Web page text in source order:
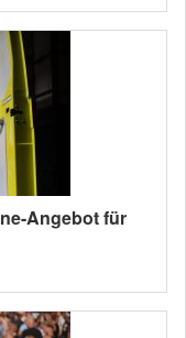
Angebot für